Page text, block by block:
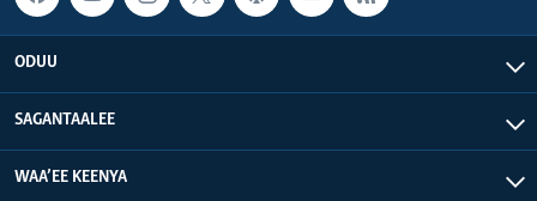
ODUU
SAGANTAALEE
WAA’EE KEENYA